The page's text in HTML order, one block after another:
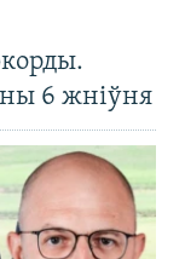
6 жніўня